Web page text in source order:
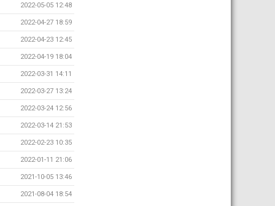
2022-05-05 12:48
2022-04-27 18:59
2022-04-23 12:45
2022-04-19 18:04
2022-03-31 14:11
2022-03-27 13:24
2022-03-24 12:56
2022-03-14 21:53
2022-02-23 10:35
2022-01-11 21:06
2021-10-05 13:46
2021-08-04 18:54